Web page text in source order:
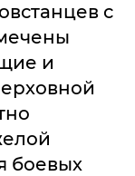
с
и
боевых